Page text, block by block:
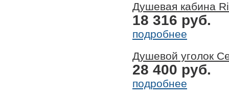
Душевая кабина
18 316 руб.
подробнее
Душевой уголок
28 400 руб.
подробнее